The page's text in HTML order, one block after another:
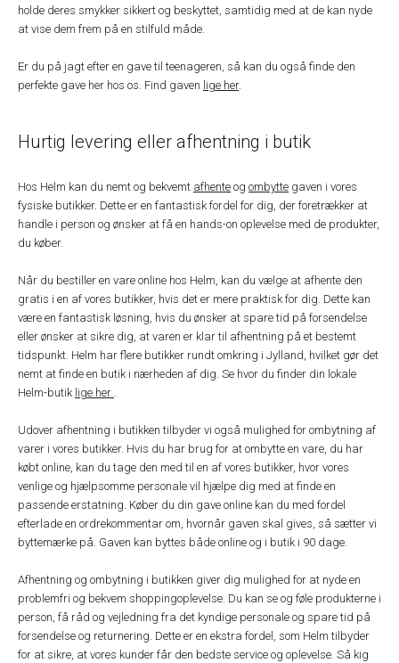
holde deres smykker sikkert og beskyttet, samtidig med at de kan nyde
at vise dem frem på en stilfuld måde.
Er du på jagt efter en gave til teenageren, så kan du også finde den
perfekte gave her hos os. Find gaven lige her.
Hurtig levering eller afhentning i butik
Hos Helm kan du nemt og bekvemt afhente og ombytte gaven i vores
fysiske butikker. Dette er en fantastisk fordel for dig, der foretrækker at
handle i person og ønsker at få en hands-on oplevelse med de produkter,
du køber.
Når du bestiller en vare online hos Helm, kan du vælge at afhente den
gratis i en af vores butikker, hvis det er mere praktisk for dig. Dette kan
være en fantastisk løsning, hvis du ønsker at spare tid på forsendelse
eller ønsker at sikre dig, at varen er klar til afhentning på et bestemt
tidspunkt. Helm har flere butikker rundt omkring i Jylland, hvilket gør det
nemt at finde en butik i nærheden af dig. Se hvor du finder din lokale
Helm-butik lige her .
Udover afhentning i butikken tilbyder vi også mulighed for ombytning af
varer i vores butikker. Hvis du har brug for at ombytte en vare, du har
købt online, kan du tage den med til en af vores butikker, hvor vores
venlige og hjælpsomme personale vil hjælpe dig med at finde en
passende erstatning. Køber du din gave online kan du med fordel
efterlade en ordrekommentar om, hvornår gaven skal gives, så sætter vi
byttemærke på. Gaven kan byttes både online og i butik i 90 dage.
Afhentning og ombytning i butikken giver dig mulighed for at nyde en
problemfri og bekvem shoppingoplevelse. Du kan se og føle produkterne i
person, få råd og vejledning fra det kyndige personale og spare tid på
forsendelse og returnering. Dette er en ekstra fordel, som Helm tilbyder
for at sikre, at vores kunder får den bedste service og oplevelse. Så kig